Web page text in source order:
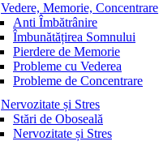
Vedere, Memorie, Concentrare
Anti Îmbătrânire
Îmbunătățirea Somnului
Pierdere de Memorie
Probleme cu Vederea
Probleme de Concentrare
Nervozitate și Stres
Stări de Oboseală
Nervozitate și Stres